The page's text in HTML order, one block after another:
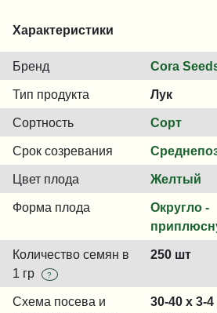
Характеристики
Бренд Cora
Тип продукта Лук
Сортность Сорт
Срок созревания
Цвет плода Желтый
Форма плода
Округло -
Количество семян в
1 гр
?
250 шт
Схема посева и
30-40 x 3-